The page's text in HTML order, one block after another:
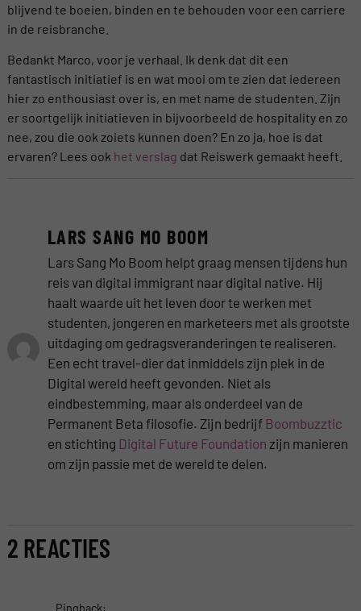
blijvend te boeien, binden en te behouden voor een carriere
in de reisbranche.
Bedankt Marco, voor je verhaal. Ik denk dat dit een
fantastisch initiatief is en wat mooi om te zien dat iedereen
hier zo enthousiast over is, en met name de studenten. Zijn
er soortgelijk initiatieven in bijvoorbeeld de hospitality en zo
nee, zou die ook zoiets kunnen doen? En zo ja, hoe is dat
ervaren? Lees ook het verslag dat Reiswerk gemaakt heeft.
LARS SANG MO BOOM
Lars Sang Mo Boom helpt graag mensen tijdens hun
reis van digital immigrant naar digital native. Hij
haalt waarde uit het leven door te werken met
studenten, jongeren en marketeers met als grootste
uitdaging om gedragsveranderingen te realiseren.
Een echt travel-dier dat inmiddels zijn plek in de
Digital wereld heeft gevonden. Niet als
eindbestemming, maar als onderdeel van de
Permanent Beta filosofie. Zijn bedrijf Boombuzztic
en stichting Digital Future Foundation zijn manieren
om zijn passie met de wereld te delen.
2 REACTIES